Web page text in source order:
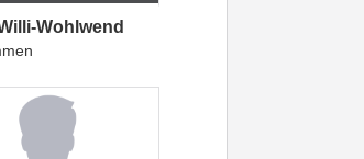
Wohlwend